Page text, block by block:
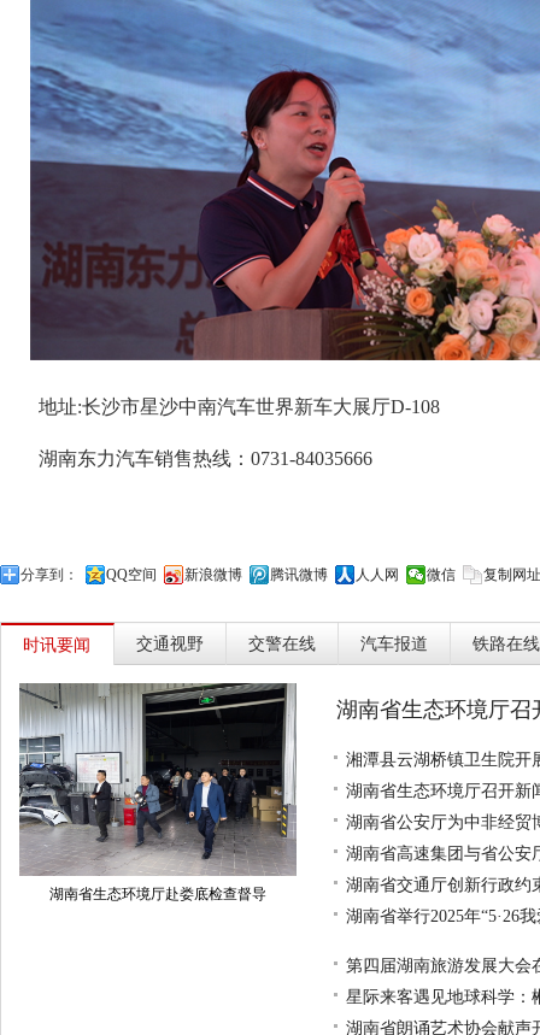
来自本地的卢国强作为长沙的首批车主代表现场接受了钥
久了，现车感觉更霸气时尚。”活动最后设置了试驾环节，包
潜在用户参与了体验，“空间足够大，动力足够强，外观够潮流
当天现场订购的数量超出了湖南东力汽车总经理晏静的预
间，他们特别推出了中兴汽车全系(5.98万-20.99万价格区间)的
世界D-108号4S店内定车，用户均可享包括下乡礼、置换礼、
多重钜惠。晏静表示：“伴随着全国上市步伐的持续推进，我们
地址:长沙市星沙中南汽车世界新车大展厅D-108
湖南东力汽车销售热线：0731-84035666